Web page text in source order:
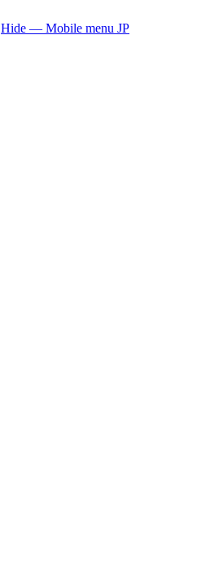
Hide — Mobile menu JP